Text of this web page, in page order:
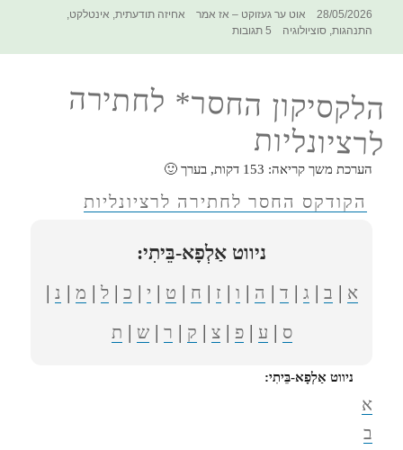
פורסם
בתאריך
28/05/2026 קטגוריות
אוט ער געזוקט – אז אמר תגיות
אחיזה תודעתית, אינטלקט,
התנהגות,סוציולוגיה 5 תגובות
על
הלקסיקון החסר* לחתירה
לרציונליות
הערכת משך קריאה: 153 דקות, בערך 🙂
הקודקס החסר לחתירה לרציונליות
ניווט אַלְפָא-בֵּיתִי:
א | ב | ג | ד | ה | ו | ז | ח | ט | י | כ |ל | מ | נ |
ס | ע |פ |צ | ק | ר |ש | ת
ניווט אַלְפָא-בֵּיתִי:
א
ב